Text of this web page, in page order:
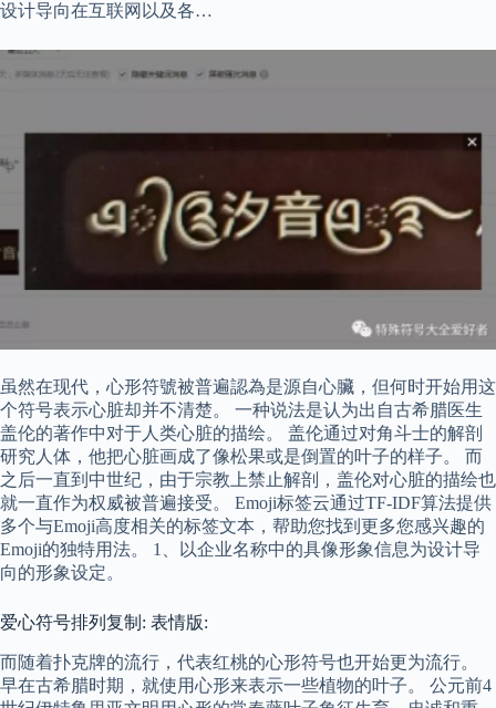
设计导向在互联网以及各…
虽然在现代，心形符號被普遍認為是源自心臟，但何时开始用这
个符号表示心脏却并不清楚。 一种说法是认为出自古希腊医生
盖伦的著作中对于人类心脏的描绘。 盖伦通过对角斗士的解剖
研究人体，他把心脏画成了像松果或是倒置的叶子的样子。 而
之后一直到中世纪，由于宗教上禁止解剖，盖伦对心脏的描绘也
就一直作为权威被普遍接受。 Emoji标签云通过TF-IDF算法提供
多个与Emoji高度相关的标签文本，帮助您找到更多您感兴趣的
Emoji的独特用法。 1、以企业名称中的具像形象信息为设计导
向的形象设定。
爱心符号排列复制: 表情版:
而随着扑克牌的流行，代表红桃的心形符号也开始更为流行。
早在古希腊时期，就使用心形来表示一些植物的叶子。 公元前4